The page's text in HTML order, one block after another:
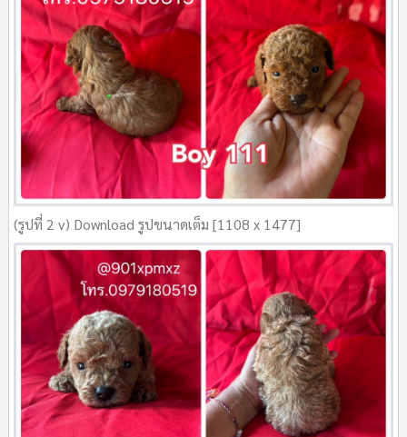
(รูปที่ 2 v) Download รูปขนาดเต็ม [1108 x 1477]